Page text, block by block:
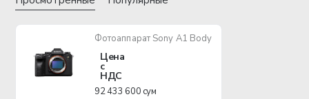
Фотоаппарат Sony A1 Body
Цена
с
НДС
92 433 600 сум